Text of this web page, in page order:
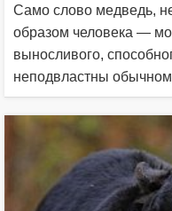
Само слово медведь,
образом человека —
выносливого,
неподвластны